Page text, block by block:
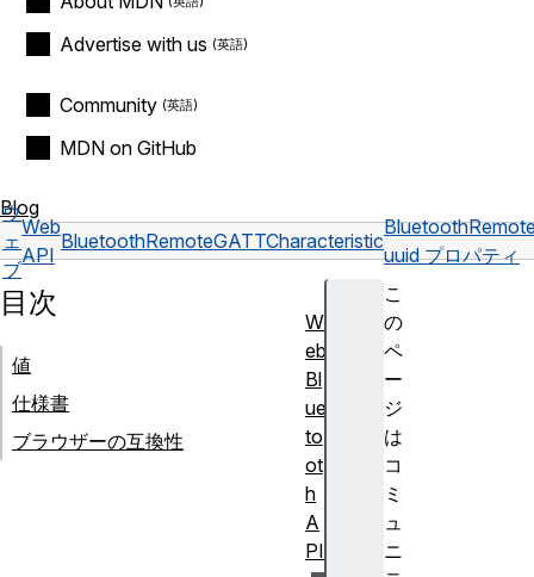
Advertise with us
Community
MDN on GitHub
Blog
ウ
ェ
ブ
Web
API
BluetoothRemoteGATTCharacteristic
uuid プロパティ
こ
の
ペ
ー
ジ
は
コ
ミ
ュ
ニ
目次
値
仕様書
ブラウザーの互換性
W
eb
Bl
ue
to
ot
h
A
PI